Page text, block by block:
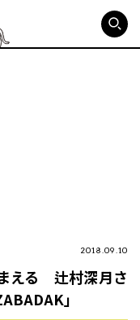
2018.09.10
える 辻村深月さ
」